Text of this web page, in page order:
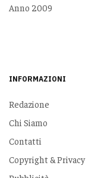
Anno 2009
INFORMAZIONI
Redazione
Chi Siamo
Contatti
Copyright & Privacy